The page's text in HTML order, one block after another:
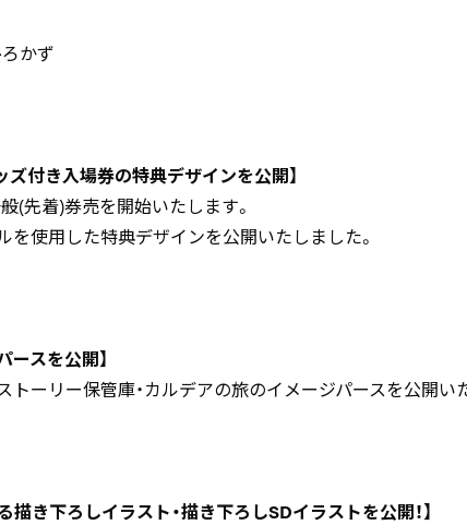
かず
ズ付き入場券の特典デザインを公開】
般(先着)券売を開始いたします。
を使用した特典デザインを公開いたしました。
ースを公開】
トーリー保管庫・カルデアの旅のイメージパースを公開い
描き下ろしイラスト・描き下ろしSDイラストを公開！】